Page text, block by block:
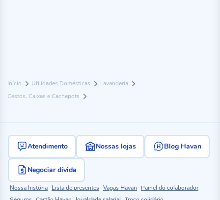
Início Utilidades Domésticas
Lavanderia
Cestos, Caixas e Cachepots
Atendimento Nossas lojas Blog Havan
Negociar dívida
Nossa história Lista de presentes Vagas Havan
Painel do colaborador